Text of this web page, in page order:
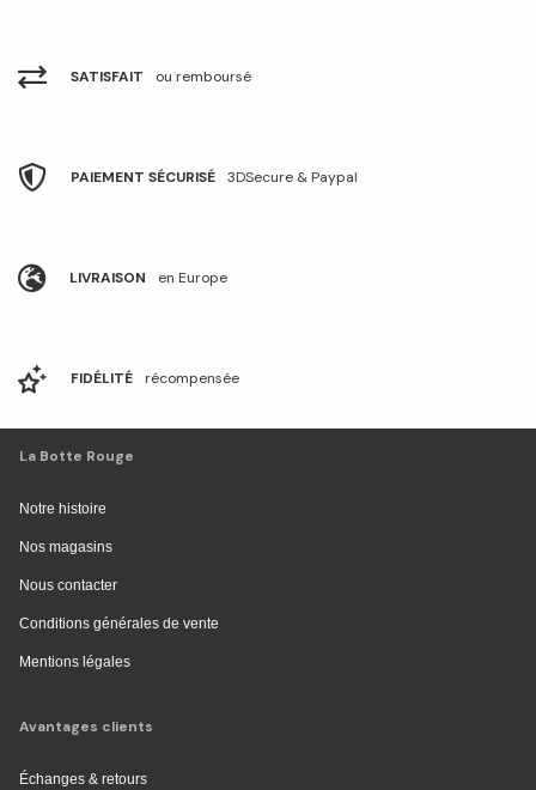
SATISFAIT ou remboursé
PAIEMENT SÉCURISÉ 3DSecure & Paypal
LIVRAISON en Europe
FIDÉLITÉ récompensée
La Botte Rouge
Notre histoire
Nos magasins
Nous contacter
Conditions générales de vente
Mentions légales
Avantages clients
Échanges & retours